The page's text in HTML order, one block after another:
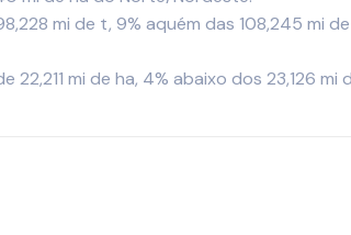
mi de t, 9% aquém das 108,245 mi
mi de ha, 4% abaixo dos 23,126